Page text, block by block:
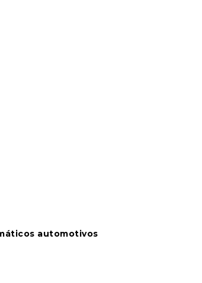
automotivos